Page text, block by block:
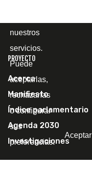
PROYECTO
Acerca
Manifiesto
Índice parlamentario
Agenda 2030
Investigaciones
nuestros
servicios.
Puede
aceptarlas,
rechazarlas
o configurar
sus
preferencias.
Aceptar